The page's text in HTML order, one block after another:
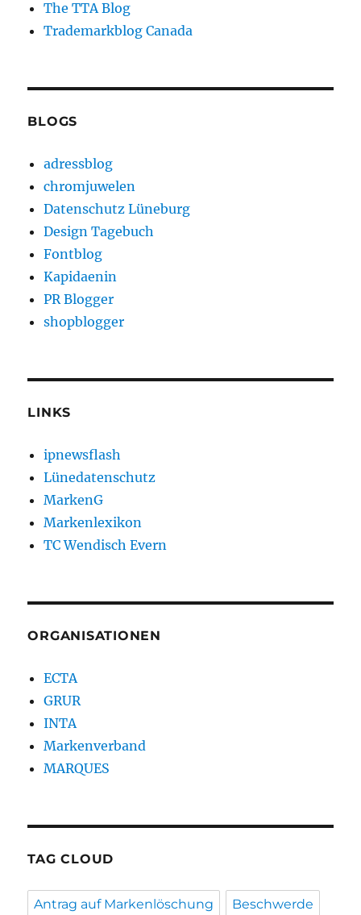
The TTA Blog
Trademarkblog Canada
BLOGS
adressblog
chromjuwelen
Datenschutz Lüneburg
Design Tagebuch
Fontblog
Kapidaenin
PR Blogger
shopblogger
LINKS
ipnewsflash
Lünedatenschutz
MarkenG
Markenlexikon
TC Wendisch Evern
ORGANISATIONEN
ECTA
GRUR
INTA
Markenverband
MARQUES
TAG CLOUD
Antrag auf Markenlöschung Beschwerde